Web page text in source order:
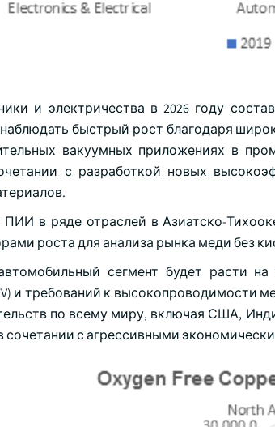
и электричества в 2026 году
быстрый рост благодаря
вакуумных приложениях в
с разработкой новых
в ряде отраслей в Азиатско-
роста для анализа рынка меди без
сегмент будет расти
и требований к высокопроводимости
по всему миру, включая США,
сочетании с агрессивными